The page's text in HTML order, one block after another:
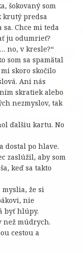
šokovaný som
krutý predsa
Chce mi teda
ju odumrieť?
no, v kresle?“
som sa spamätal
skoro skočilo
Ani nás
skratiek alebo
nezmyslov, tak
ďalšiu kartu. No
dostal po hlave.
zaslúžil, aby som
keď sa takto
myslia, že si
nie
byť hlúpy.
než múdrych.
cestou a